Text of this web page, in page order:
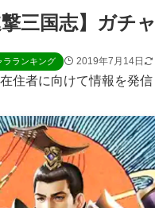
撃三国志】ガチ
ラランキング 2019年7月14日
住者に向けて情報を発信